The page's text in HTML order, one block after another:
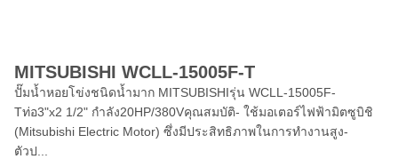
MITSUBISHI WCLL-15005F-T
ปั๊มน้ำหอยโข่งชนิดน้ำมาก MITSUBISHIรุ่น WCLL-15005F-
Tท่อ3"x2 1/2" กำลัง20HP/380Vคุณสมบัติ- ใช้มอเตอร์ไฟฟ้ามิตซูบิชิ
(Mitsubishi Electric Motor) ซึ่งมีประสิทธิภาพในการทำงานสูง-
ตัวป...